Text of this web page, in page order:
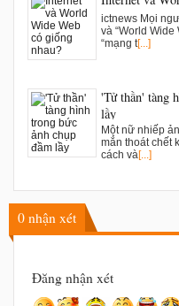
ictnews Mọi
và “World
“mạng t[...]
'Tử thần' tàng
lầy
Một nữ nhiếp
mắn thoát chết
cách và[...]
0 nhận xét
Đăng nhận xét